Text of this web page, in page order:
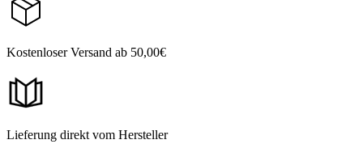
Kostenloser Versand ab 50,00€
Lieferung direkt vom Hersteller